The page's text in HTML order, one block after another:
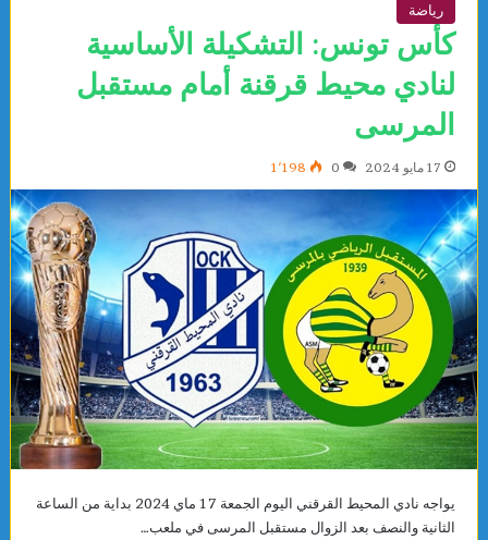
رياضة
كأس تونس: التشكيلة الأساسية
لنادي محيط قرقنة أمام مستقبل
المرسى
17 مايو 2024 0 1٬198
يواجه نادي المحيط القرقني اليوم الجمعة 17 ماي 2024 بداية من الساعة
الثانية والنصف بعد الزوال مستقبل المرسى في ملعب…